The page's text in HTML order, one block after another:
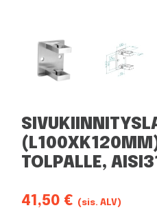
TOLPALLE,
41,50 € (sis. ALV)